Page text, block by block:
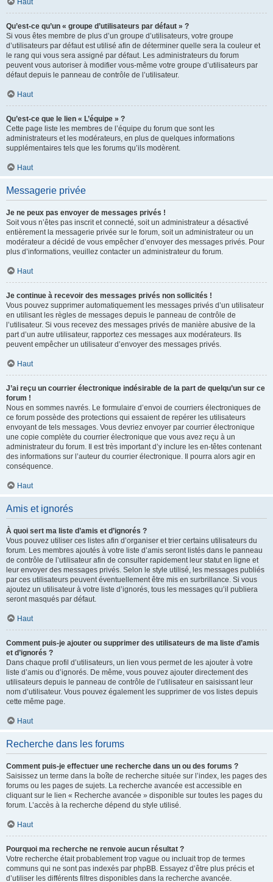
Haut
Qu’est-ce qu’un « groupe d’utilisateurs par défaut » ?
Si vous êtes membre de plus d’un groupe d’utilisateurs, votre groupe
d’utilisateurs par défaut est utilisé afin de déterminer quelle sera la couleur et
le rang qui vous sera assigné par défaut. Les administrateurs du forum
peuvent vous autoriser à modifier vous-même votre groupe d’utilisateurs par
défaut depuis le panneau de contrôle de l’utilisateur.
Haut
Qu’est-ce que le lien « L’équipe » ?
Cette page liste les membres de l’équipe du forum que sont les
administrateurs et les modérateurs, en plus de quelques informations
supplémentaires tels que les forums qu’ils modèrent.
Haut
Messagerie privée
Je ne peux pas envoyer de messages privés !
Soit vous n’êtes pas inscrit et connecté, soit un administrateur a désactivé
entièrement la messagerie privée sur le forum, soit un administrateur ou un
modérateur a décidé de vous empêcher d’envoyer des messages privés. Pour
plus d’informations, veuillez contacter un administrateur du forum.
Haut
Je continue à recevoir des messages privés non sollicités !
Vous pouvez supprimer automatiquement les messages privés d’un utilisateur
en utilisant les règles de messages depuis le panneau de contrôle de
l’utilisateur. Si vous recevez des messages privés de manière abusive de la
part d’un autre utilisateur, rapportez ces messages aux modérateurs. Ils
peuvent empêcher un utilisateur d’envoyer des messages privés.
Haut
J’ai reçu un courrier électronique indésirable de la part de quelqu’un sur ce
forum !
Nous en sommes navrés. Le formulaire d’envoi de courriers électroniques de
ce forum possède des protections qui essaient de repérer les utilisateurs
envoyant de tels messages. Vous devriez envoyer par courrier électronique
une copie complète du courrier électronique que vous avez reçu à un
administrateur du forum. Il est très important d’y inclure les en-têtes contenant
des informations sur l’auteur du courrier électronique. Il pourra alors agir en
conséquence.
Haut
Amis et ignorés
À quoi sert ma liste d’amis et d’ignorés ?
Vous pouvez utiliser ces listes afin d’organiser et trier certains utilisateurs du
forum. Les membres ajoutés à votre liste d’amis seront listés dans le panneau
de contrôle de l’utilisateur afin de consulter rapidement leur statut en ligne et
leur envoyer des messages privés. Selon le style utilisé, les messages publiés
par ces utilisateurs peuvent éventuellement être mis en surbrillance. Si vous
ajoutez un utilisateur à votre liste d’ignorés, tous les messages qu’il publiera
seront masqués par défaut.
Haut
Comment puis-je ajouter ou supprimer des utilisateurs de ma liste d’amis
et d’ignorés ?
Dans chaque profil d’utilisateurs, un lien vous permet de les ajouter à votre
liste d’amis ou d’ignorés. De même, vous pouvez ajouter directement des
utilisateurs depuis le panneau de contrôle de l’utilisateur en saisissant leur
nom d’utilisateur. Vous pouvez également les supprimer de vos listes depuis
cette même page.
Haut
Recherche dans les forums
Comment puis-je effectuer une recherche dans un ou des forums ?
Saisissez un terme dans la boîte de recherche située sur l’index, les pages des
forums ou les pages de sujets. La recherche avancée est accessible en
cliquant sur le lien « Recherche avancée » disponible sur toutes les pages du
forum. L’accès à la recherche dépend du style utilisé.
Haut
Pourquoi ma recherche ne renvoie aucun résultat ?
Votre recherche était probablement trop vague ou incluait trop de termes
communs qui ne sont pas indexés par phpBB. Essayez d’être plus précis et
d’utiliser les différents filtres disponibles dans la recherche avancée.